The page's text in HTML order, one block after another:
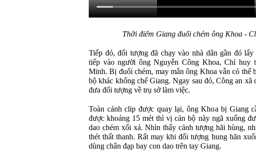
Thời điểm Giang đuổi chém ông Khoa -
Tiếp đó, đối tượng đã chạy vào nhà dân gần đó
tiếp vào người ông Nguyễn Công Khoa, Chỉ huy
Minh. Bị đuổi chém, may mắn ông Khoa vẫn có thể
bộ khác khống chế Giang. Ngay sau đó, Công an xã
đưa đối tượng về trụ sở làm việc.
Toàn cảnh clip được quay lại, ông Khoa bị Giang
được khoảng 15 mét thì vị cán bộ này ngã xuống
dao chém xối xả. Nhìn thấy cảnh tượng hãi hùng,
thét thất thanh. Rất may khi đối tượng hung hãn
dùng chân đạp bay con dao trên tay Giang.